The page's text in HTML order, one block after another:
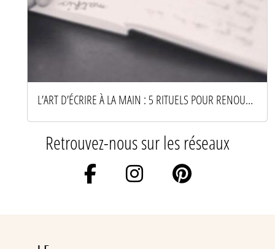
L’ART D’ÉCRIRE À LA MAIN : 5 RITUELS POUR RENOUER AVEC LE PAPIER
Retrouvez-nous sur les réseaux